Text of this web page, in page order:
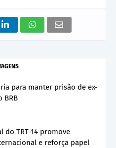
para manter prisão de ex-
BRB
do TRT-14 promove
e reforça papel